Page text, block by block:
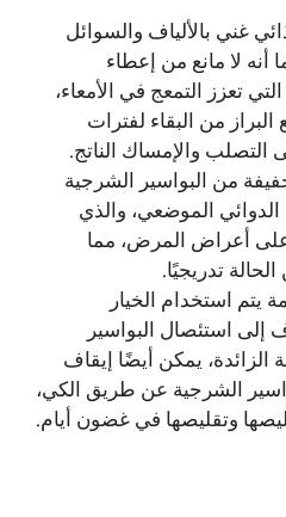
غني بالألياف والسوائل
أنه لا مانع من إعطاء
تعزز التمعج في الأمعاء،
من البقاء لفترات
التصلب والإمساك الناتج.
من البواسير الشرجية
الدوائي الموضعي، والذي
أعراض المرض، مما
تدريجيًا.
يتم استخدام الخيار
إلى استئصال البواسير
الزائدة، يمكن أيضًا إيقاف
الشرجية عن طريق الكي،
وتقليصها في غضون أيام.